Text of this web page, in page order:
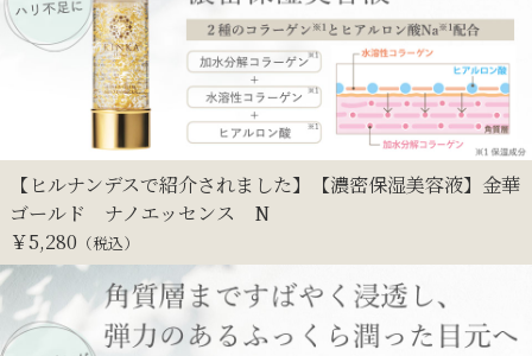
【ヒルナンデスで紹介されました】【濃密保湿美容液】金華
ゴールド ナノエッセンス N
￥5,280 （税込）